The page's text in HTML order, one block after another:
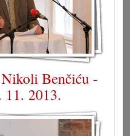
Benčiću -
11. 2013.